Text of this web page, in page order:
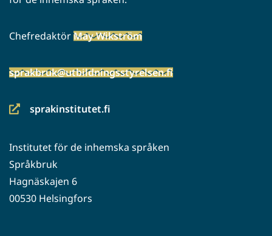
ChefredaktörMay Wikström
sprakbruk@utbildningsstyrelsen.fi
sprakinstitutet.fi
(siirryt
palveluun)
Institutet för de inhemska språken
Språkbruk
Hagnäskajen 6
00530 Helsingfors